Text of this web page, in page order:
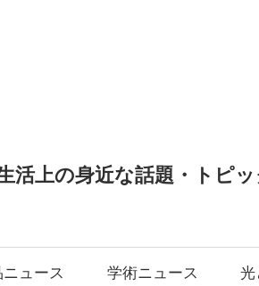
活上の身近な話題・トピ
ュース 学術ニュース